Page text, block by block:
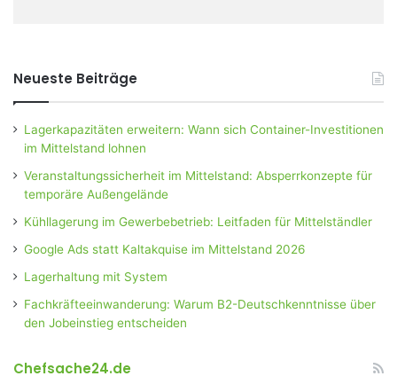
Neueste Beiträge
Lagerkapazitäten erweitern: Wann sich Container-Investitionen
im Mittelstand lohnen
Veranstaltungssicherheit im Mittelstand: Absperrkonzepte für
temporäre Außengelände
Kühllagerung im Gewerbebetrieb: Leitfaden für Mittelständler
Google Ads statt Kaltakquise im Mittelstand 2026
Lagerhaltung mit System
Fachkräfteeinwanderung: Warum B2-Deutschkenntnisse über
den Jobeinstieg entscheiden
Chefsache24.de